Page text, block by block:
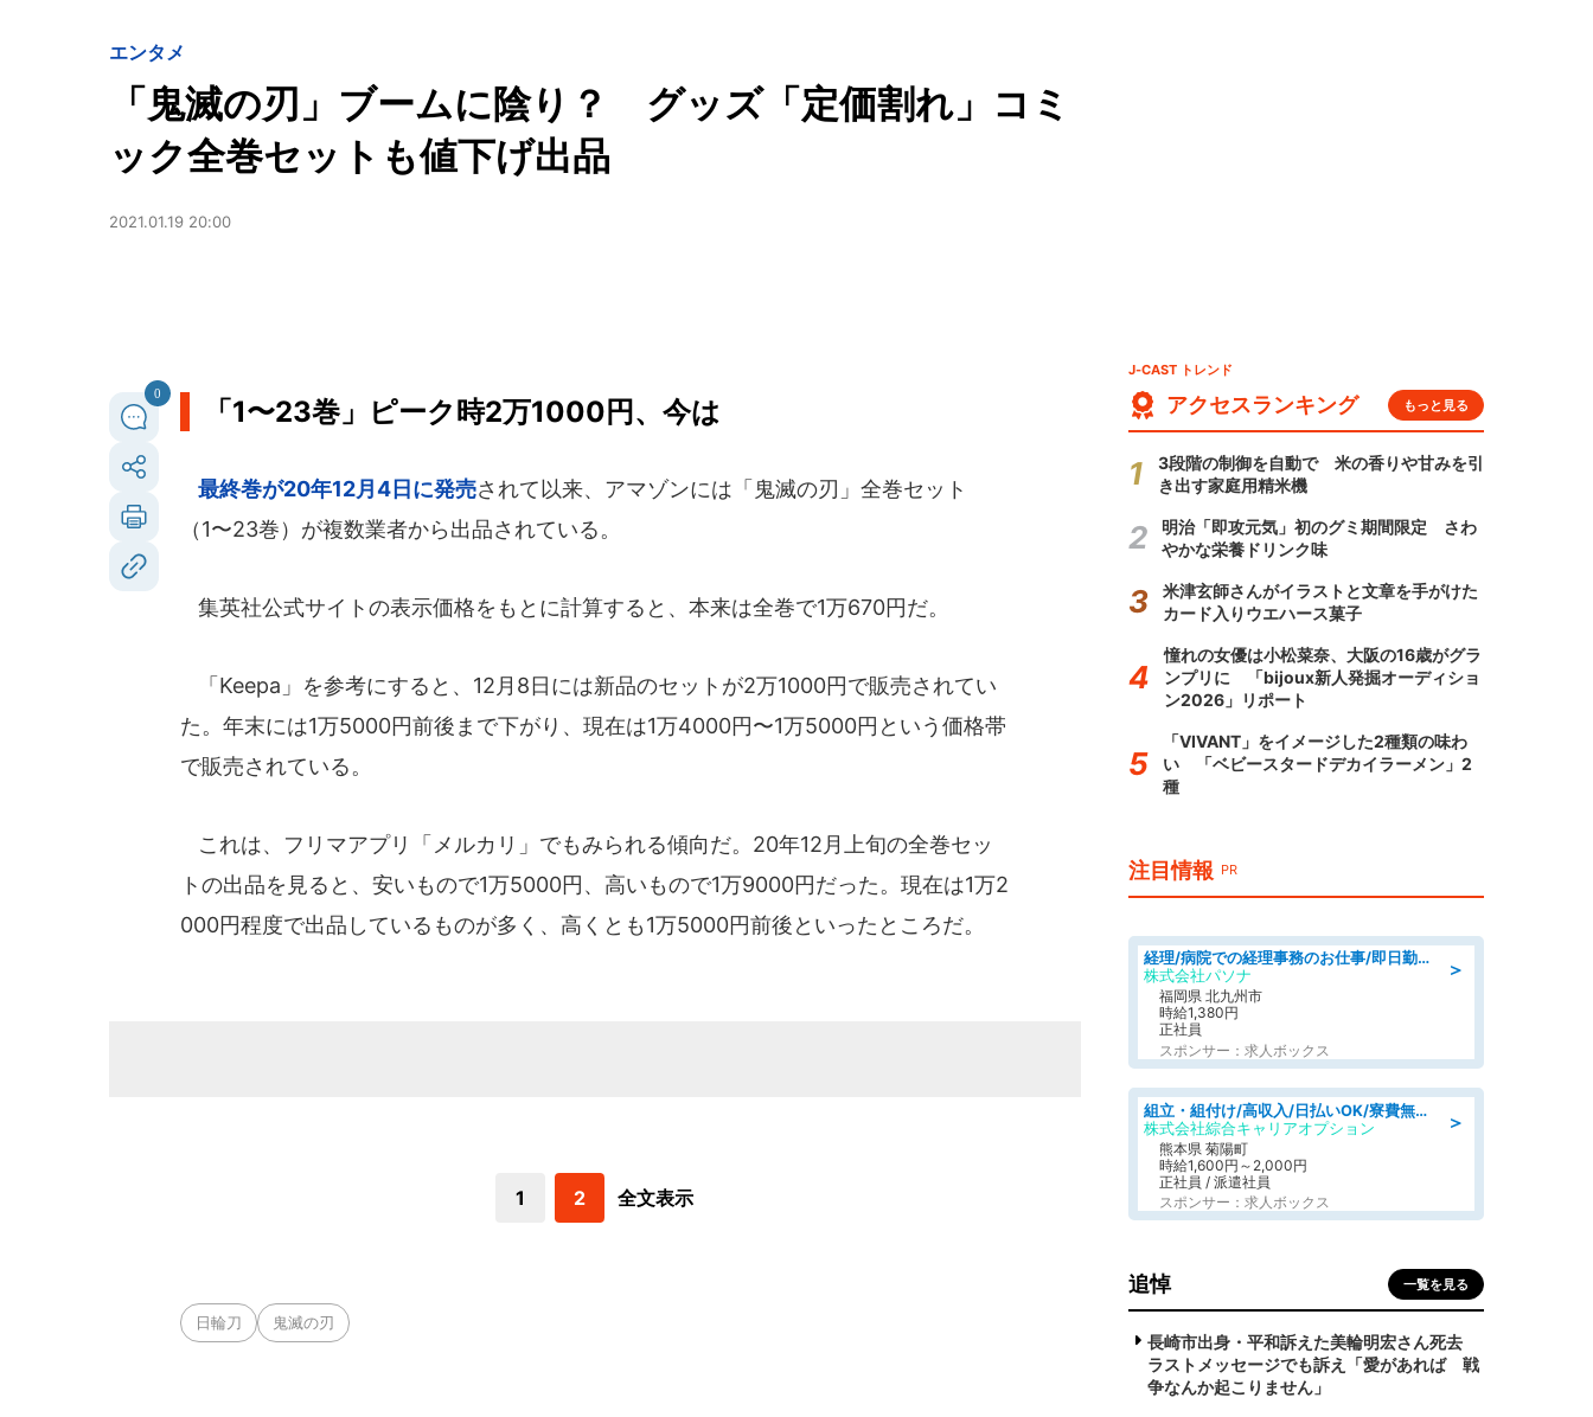
エンタメ
「鬼滅の刃」ブームに陰り？ グッズ「定価割れ」コミ
ック全巻セットも値下げ出品
2021.01.19 20:00
0
「1〜23巻」ピーク時2万1000円、今は
最終巻が20年12月4日に発売されて以来、アマゾンには「鬼滅の刃」全巻セット
（1〜23巻）が複数業者から出品されている。
集英社公式サイトの表示価格をもとに計算すると、本来は全巻で1万670円だ。
「Keepa」を参考にすると、12月8日には新品のセットが2万1000円で販売されてい
た。年末には1万5000円前後まで下がり、現在は1万4000円〜1万5000円という価格帯
で販売されている。
これは、フリマアプリ「メルカリ」でもみられる傾向だ。20年12月上旬の全巻セッ
トの出品を見ると、安いもので1万5000円、高いもので1万9000円だった。現在は1万2
000円程度で出品しているものが多く、高くとも1万5000円前後といったところだ。
1 2 全文表示
日輪刀 鬼滅の刃
J-CAST トレンド
アクセスランキング もっと見る
3段階の制御を自動で 米の香りや甘みを引
き出す家庭用精米機
明治「即攻元気」初のグミ期間限定 さわ
やかな栄養ドリンク味
米津玄師さんがイラストと文章を手がけた
カード入りウエハース菓子
憧れの女優は小松菜奈、大阪の16歳がグラ
ンプリに 「bijoux新人発掘オーディショ
ン2026」リポート
「VIVANT」をイメージした2種類の味わ
い 「ベビースタードデカイラーメン」2
種
注目情報 PR
＞
経理/病院での経理事務のお仕事/即日勤務可/車通勤可/経理/一般事務
株式会社パソナ
福岡県 北九州市
時給1,380円
正社員
スポンサー：求人ボックス
＞
組立・組付け/高収入/日払いOK/寮費無料/交替制/20・30・40代活躍中
株式会社綜合キャリアオプション
熊本県 菊陽町
時給1,600円～2,000円
正社員 / 派遣社員
スポンサー：求人ボックス
追悼 一覧を見る
長崎市出身・平和訴えた美輪明宏さん死去
ラストメッセージでも訴え「愛があれば 戦
争なんか起こりません」